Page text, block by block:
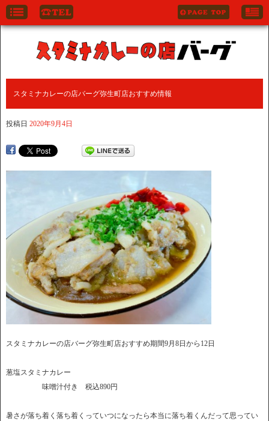
スタミナカレーの店バーグ弥生町店おすすめ情報
投稿日 2020年9月4日
スタミナカレーの店バーグ弥生町店おすすめ期間9月8日から12日
葱塩スタミナカレー
味噌汁付き 税込890円
暑さが落ち着く落ち着くっていつになったら本当に落ち着くんだって思ってい